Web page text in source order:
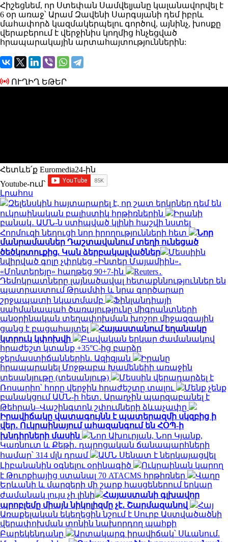
Հիշեցնեմ, որ Ստեփան Սամվելյանը կալանավորվել է
6 օր առաջ՝ Արամ Զավենի Սարգսյանի դեմ իբրև
մահափորձ կազմակերպելու գործով, այնինչ, խոսքը
վերաբերում է վերջինիս կողմից հնչեցված
հրապարակային արտահայտություններին:
ՈՒՂԻՂ ԵԹԵՐ
Հետևե՛ք Euromedia24-ին
Youtube-ում`
Լրահոս
Զելենսկին հայտարարել է, որ շատ երկրներ դեմ են
ուկրաինական բալիստիկ հրթիռներին
Իրանի
բանակ․ ԱՄՆ-ն ստիպված կլինի հաշվի նստել
Հորմուզի նեղուցի նոր իրողությունների հետ
Նոր
մանրամասներ Դաշտավանում տեղի ունեցած
ծեծկռտուքից. Կան ձերբակալվածներ
Մեսսիին
նվիրված գոլը չփրկեց «Ինտեր Մայամիին»․
«Մոնտերեյը» հաղթեց 90+7-ին
Reuters․
Դեմոկրատները լայնածավալ հետաքննություններ են
պատրաստում Թրամփի և նրա գործարար
շրջապատի նկատմամբ
Ֆինլանդիայի
սահմանապահ ծառայությունը միգրանտների
անօրինական տեղափոխման խոշոր միջազգային
ցանց է բացահայտել
Հայաստանում եղանակը
կտրուկ կփոխվի
Բավական երկար ժամանակով
հրաժեշտ կտանք +35°C-ից բարձր
ջերմաստիճաններին. Ազիզյան
Իրանը
հրապարակել Մոջթաբա Խամենեիի առաջին
տեսանյութը (տեսանյութ)
Մեսսին վերադարձել է
Ռոսարիո՝ հորը վերջին հրաժեշտը տալու
Մենք չենք
բանակցում ԱՄՆ-ի հետ․ Արաղչին պարզաբանել է
Թեհրան–Վաշինգտոն շփումների ձևաչափը
Իրավիճակը վատագույնն է պատերազմի սկզբից ի
վեր․ Ուկրաինայում ահազանգում են ՀՕՊ-ի
խնդիրների մասին
Նոր Ախուրյան, Նոր Կյանք,
Կառնուտ և Քեթի․ դպրոցական ճանապարհների
համար՝ 314 մլն դրամ
ԱՄՆ Սենատ է ներկայացվել
Լիբանանին օգնելու օրինագիծ
Ուկրաինան կարող
է Թուրքիայից ստանալ 70 ATACMS հրթիռներ
Վաղը
Երևանի և մարզերի մի շարք հասցեներում երկար
ժամանակ լույս չի լինի
Հայաստանի գլխավոր
պրոբլեմը միայն նիկոլիզմը չէ․ Շարմազանով
Հայ
Առաքելական եկեղեցին նշում է Սուրբ Աստվածածնի
վերափոխման տոնին նախորդող պահքի
Բարեկենդանը
Արտակարգ իրավիճակ՝ Սևանում.